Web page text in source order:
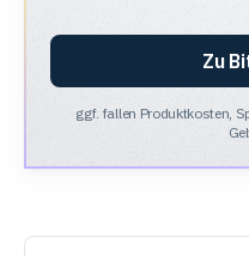
Zu
ggf. fallen Produktkosten,